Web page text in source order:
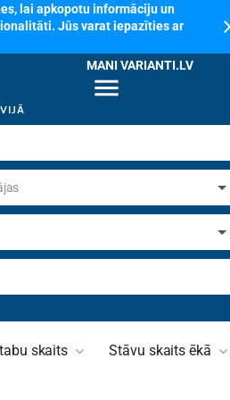
lai apkopotu informāciju un
Jūs varat iepazīties ar
MANI VARIANTI.LV
menu
skaits Stāvu skaits ēkā